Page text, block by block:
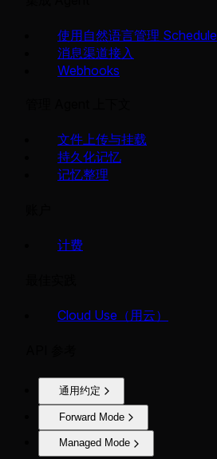
使用自然语言管理 Schedule
消息渠道接入
Webhooks
文件上传与挂载
持久化记忆
记忆整理
计费
Cloud Use（用云）
通用约定
Forward Mode
Managed Mode